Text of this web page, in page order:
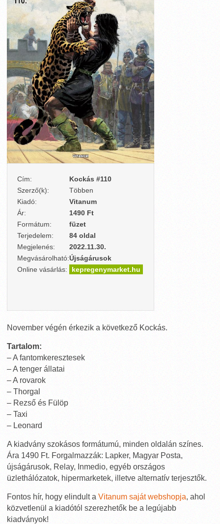
Cím:
Kockás #110
Szerző(k):
Többen
Kiadó:
Vitanum
Ár:
1490 Ft
Formátum:
füzet
Terjedelem:
84 oldal
Megjelenés:
2022.11.30.
Megvásárolható:Újságárusok
Online vásárlás:
kepregenymarket.hu
November végén érkezik a következő Kockás.
Tartalom:
– A fantomkeresztesek
– A tenger állatai
– A rovarok
– Thorgal
– Rezső és Fülöp
– Taxi
– Leonard
A kiadvány szokásos formátumú, minden oldalán színes.
Ára 1490 Ft. Forgalmazzák: Lapker, Magyar Posta,
újságárusok, Relay, Inmedio, egyéb országos
üzlethálózatok, hipermarketek, illetve alternatív terjesztők.
Fontos hír, hogy elindult a Vitanum saját webshopja, ahol
közvetlenül a kiadótól szerezhetők be a legújabb
kiadványok!